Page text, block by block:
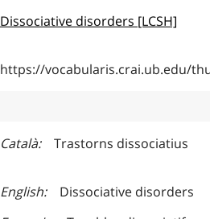
Dissociative disorders [LCSH]
https://vocabularis.crai.ub.edu/
Català Trastorns dissociatius
English
Dissociative disorders